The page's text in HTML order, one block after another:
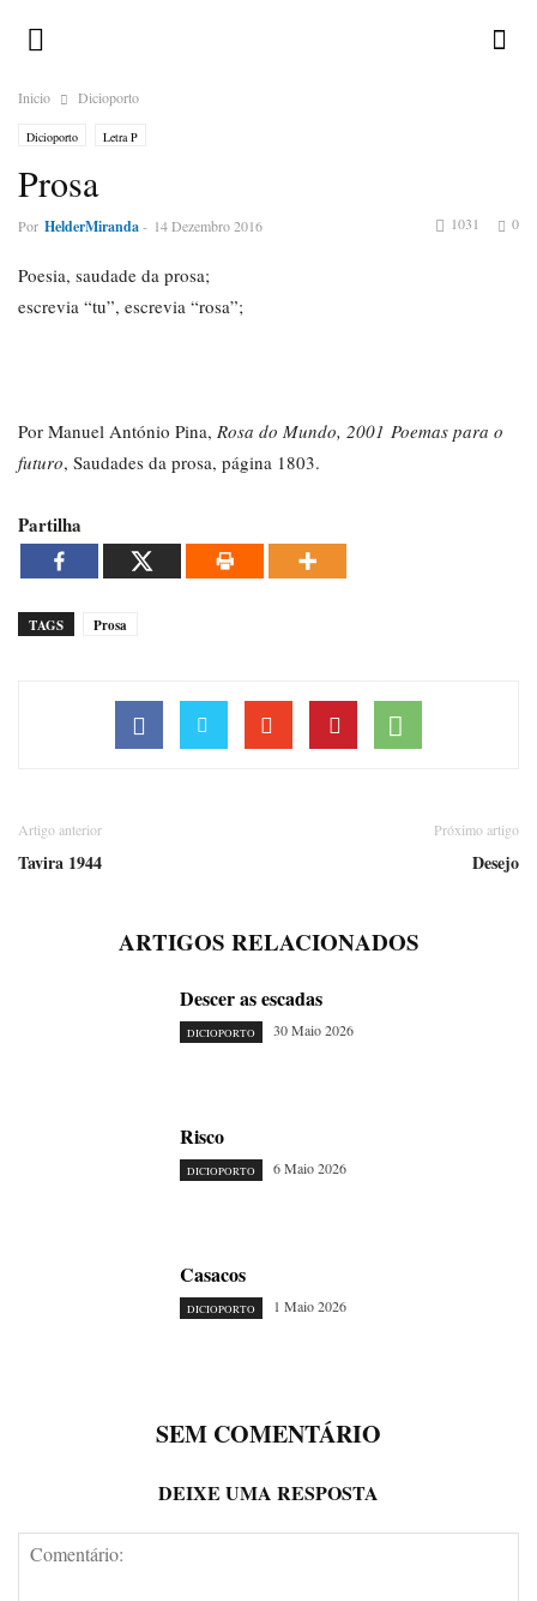
Inicio Dicioporto
Dicioporto Letra P
Prosa
Por HelderMiranda- 14 Dezembro 2016 0
1031
Poesia, saudade da prosa;
escrevia “tu”, escrevia “rosa”;
Por Manuel António Pina, Rosa do Mundo, 2001 Poemas para o
futuro, Saudades da prosa, página 1803.
Partilha
TAGS Prosa
Artigo anterior
Tavira 1944
Próximo artigo
Desejo
ARTIGOS RELACIONADOS
Descer as escadas
DICIOPORTO 30 Maio 2026
Risco
DICIOPORTO 6 Maio 2026
Casacos
DICIOPORTO 1 Maio 2026
SEM COMENTÁRIO
DEIXE UMA RESPOSTA